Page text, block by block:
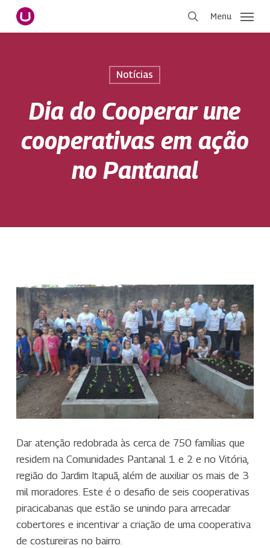
Pular
para
Menu
Notícias
Dia do Cooperar une
cooperativas em ação
no Pantanal
Dar atenção redobrada às cerca de 750 famílias que
residem na Comunidades Pantanal 1 e 2 e no Vitória,
região do Jardim Itapuã, além de auxiliar os mais de 3
mil moradores. Este é o desafio de seis cooperativas
piracicabanas que estão se unindo para arrecadar
cobertores e incentivar a criação de uma cooperativa
de costureiras no bairro.